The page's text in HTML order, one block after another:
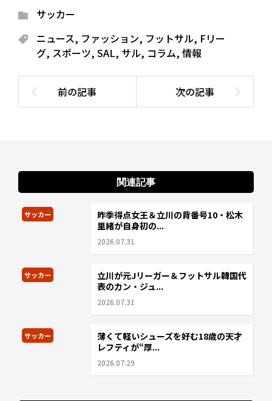
サッカー
ニュース, ファッション, フットサル, Fリー
グ, スポーツ, SAL, サル, コラム, 情報
関連記事
サッカー
昨季得点女王＆立川の背番号10・松木
里緒が自身初の...
2026.07.31
サッカー
立川が元Jリーガー＆フットサル韓国代
表のカン・ジュ...
2026.07.31
サッカー
薄くて軽いシューズを好む18歳の天才
レフティが“厚...
2026.07.29